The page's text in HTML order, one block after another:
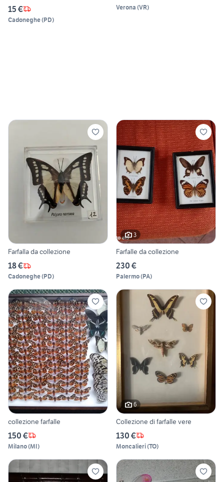
15 €
Cadoneghe(PD)
Verona (VR)
Farfalla da collezione
18 €
Cadoneghe(PD)
3
Farfalle da collezione
230 €
Palermo(PA)
collezione farfalle
150 €
Milano(MI)
6
Collezione di farfalle vere
130 €
Moncalieri(TO)